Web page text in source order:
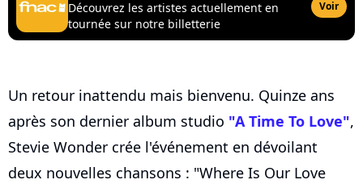
Découvrez les artistes actuellement en
tournée sur notre billetterie
Voir
Un retour inattendu mais bienvenu. Quinze ans
après son dernier album studio "A Time To Love",
Stevie Wonder crée l'événement en dévoilant
deux nouvelles chansons : "Where Is Our Love